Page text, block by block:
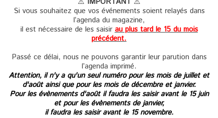
Si vous souhaitez que vos événements soient relayés dans
l’agenda du magazine,
il est nécessaire de les saisir au plus tard le 15 du mois
précédent.
Passé ce délai, nous ne pouvons garantir leur parution dans
l’agenda imprimé.
Attention, il n'y a qu'un seul numéro pour les mois de juillet et
d'août ainsi que pour les mois de décembre et janvier.
Pour les évènements d'août il faudra les saisir avant le 15 juin
et pour les évènements de janvier,
il faudra les saisir avant le 15 novembre.